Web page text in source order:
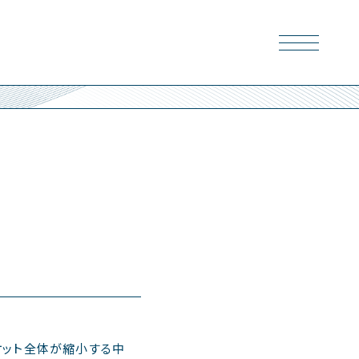
ト全体が縮小する中